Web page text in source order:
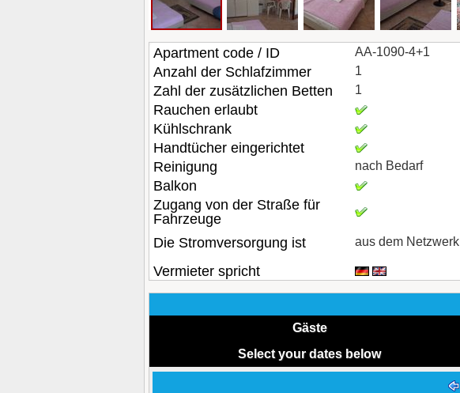
Apartment code / ID AA-1090-4+1
Anzahl der Schlafzimmer 1
Zahl der zusätzlichen Betten 1
Rauchen erlaubt
Kühlschrank
Handtücher eingerichtet
Reinigung nach Bedarf
Balkon
Zugang von der Straße für
Fahrzeuge
Die Stromversorgung ist aus dem Netzwerk
Vermieter spricht
Gäste
Select your dates below